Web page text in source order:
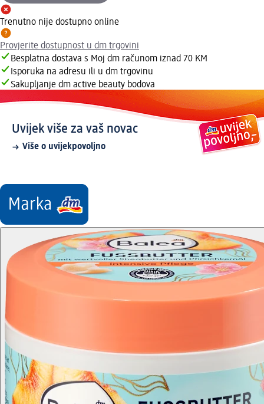
Trenutno nije dostupno online
Provjerite dostupnost u dm trgovini
Besplatna dostava s Moj dm računom iznad 70 KM
Isporuka na adresu ili u dm trgovinu
Sakupljanje dm active beauty bodova
Uvijek više za vaš novac
Više o uvijekpovoljno